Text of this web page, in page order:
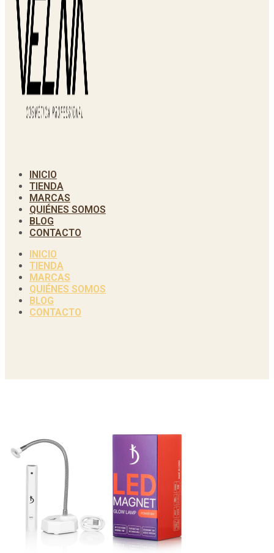
INICIO
TIENDA
MARCAS
QUIÉNES SOMOS
BLOG
CONTACTO
INICIO
TIENDA
MARCAS
QUIÉNES SOMOS
BLOG
CONTACTO